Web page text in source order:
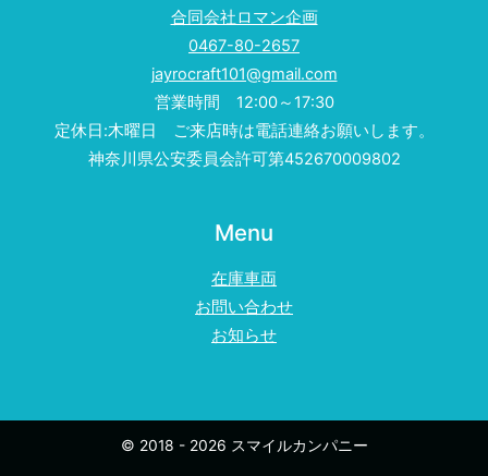
合同会社ロマン企画
0467-80-2657
jayrocraft101@gmail.com
営業時間 12:00～17:30
定休日:木曜日 ご来店時は電話連絡お願いします。
神奈川県公安委員会許可第452670009802
Menu
在庫車両
お問い合わせ
お知らせ
© 2018 - 2026 スマイルカンパニー